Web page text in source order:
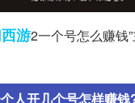
游2一个号怎么赚钱
人开几个号怎样赚钱